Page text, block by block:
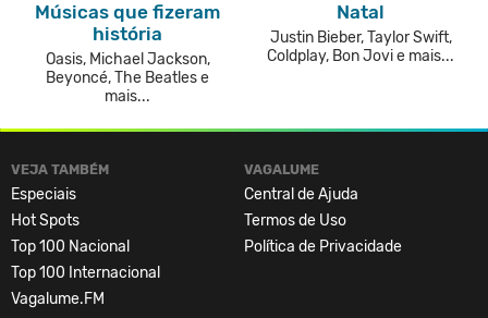
Músicas que fizeram
história
Oasis, Michael Jackson,
Beyoncé, The Beatles e
mais...
Natal
Justin Bieber, Taylor Swift,
Coldplay, Bon Jovi e mais...
VEJA TAMBÉM
Especiais
Hot Spots
Top 100 Nacional
Top 100 Internacional
Vagalume.FM
VAGALUME
Central de Ajuda
Termos de Uso
Política de Privacidade